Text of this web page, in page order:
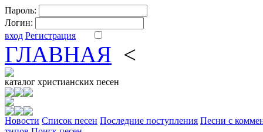
Пароль:
Логин:
вход Регистрация
ГЛАВНАЯ <
каталог христианских песен
Новости Cписок песен Последние поступления Песни с